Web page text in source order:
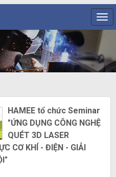
HAMEE tổ chức Seminar
"ỨNG DỤNG CÔNG NGHỆ
QUÉT 3D LASER
CƠ KHÍ - ĐIỆN - GIẢI